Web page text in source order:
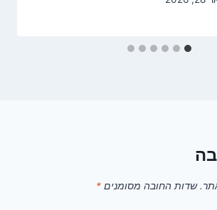
שדות החובה מסומנים *